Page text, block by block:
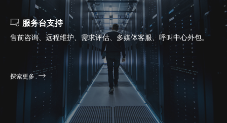
服务台支持
售前咨询、远程维护、需求评估、多媒体客服、呼叫中心外包。
探索更多